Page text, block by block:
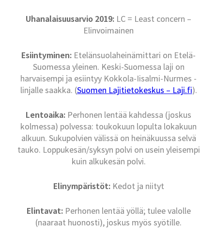
Uhanalaisuusarvio 2019: LC = Least concern –
Elinvoimainen
Esiintyminen: Etelänsuolaheinämittari on Etelä-
Suomessa yleinen. Keski-Suomessa laji on
harvaisempi ja esiintyy Kokkola-Iisalmi-Nurmes -
linjalle saakka. (Suomen Lajitietokeskus – Laji.fi).
Lentoaika: Perhonen lentää kahdessa (joskus
kolmessa) polvessa: toukokuun lopulta lokakuun
alkuun. Sukupolvien välissä on heinäkuussa selvä
tauko. Loppukesän/syksyn polvi on usein yleisempi
kuin alkukesän polvi.
Elinympäristöt:Kedot ja niityt
Elintavat:Perhonen lentää yöllä; tulee valolle
(naaraat huonosti), joskus myös syötille.